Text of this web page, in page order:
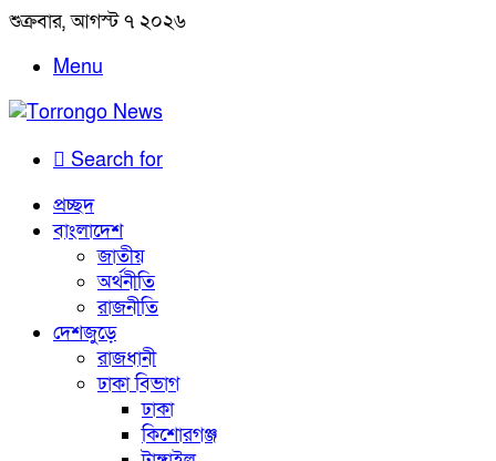
শুক্রবার, আগস্ট ৭ ২০২৬
Menu
Search for
প্রচ্ছদ
বাংলাদেশ
জাতীয়
অর্থনীতি
রাজনীতি
দেশজুড়ে
রাজধানী
ঢাকা বিভাগ
ঢাকা
কিশোরগঞ্জ